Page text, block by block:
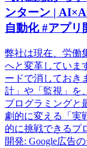
ンターン |
自動化 #アプ
弊社は現在、労働
へと変革していま
ードで消しておき
計」や「監視」を
プログラミングと
劇的に変える「実
的に挑戦できるプ
開発: Google広告